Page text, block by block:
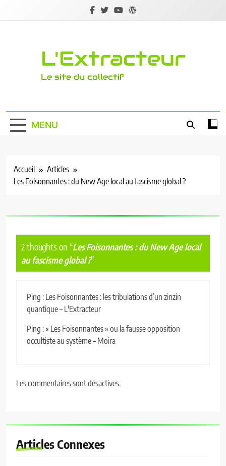
L'Extracteur
Le site du collectif
MENU
Accueil
Articles
Les Foisonnantes : du New Age local au fascisme global ?
2 thoughts on “Les Foisonnantes : du New Age local
au fascisme global ?”
Ping : Les Foisonnantes : les tribulations d’un zinzin
quantique – L'Extracteur
Ping : « Les Foisonnantes » ou la fausse opposition
occultiste au système – Moira
Les commentaires sont désactives.
Articles Connexes